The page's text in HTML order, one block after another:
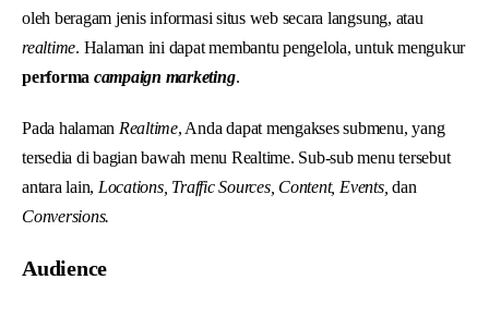
oleh beragam jenis informasi situs web secara langsung, atau
realtime. Halaman ini dapat membantu pengelola, untuk mengukur
performa campaign marketing.
Pada halaman Realtime, Anda dapat mengakses submenu, yang
tersedia di bagian bawah menu Realtime. Sub-sub menu tersebut
antara lain, Locations, Traffic Sources, Content, Events,dan
Conversions.
Audience